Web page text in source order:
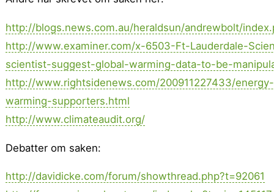
http://blogs.news.com.au/heraldsun/andrewbolt/
http://www.examiner.com/x-6503-Ft-Lauderdale-
scientist-suggest-global-warming-data-to-be-
http://www.rightsidenews.com/200911227433/
warming-supporters.html
http://www.climateaudit.org/
Debatter om saken:
http://davidicke.com/forum/showthread.php?t=92061